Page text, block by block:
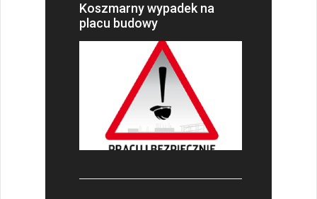
Koszmarny wypadek na
placu budowy